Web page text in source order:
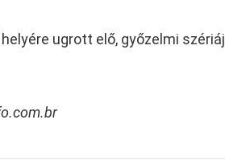
ugrott elő, győzelmi